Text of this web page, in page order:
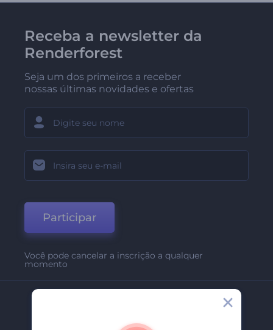
Receba a newsletter da
Renderforest
Seja um dos primeiros a receber
nossas últimas novidades e ofertas
Participar
Você pode cancelar a inscrição a qualquer
momento
Sobre Nós